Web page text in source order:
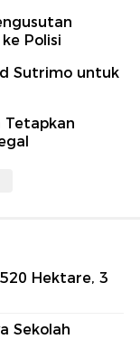
Polisi
Sutrimo untuk
Tetapkan
Hektare, 3
Sekolah